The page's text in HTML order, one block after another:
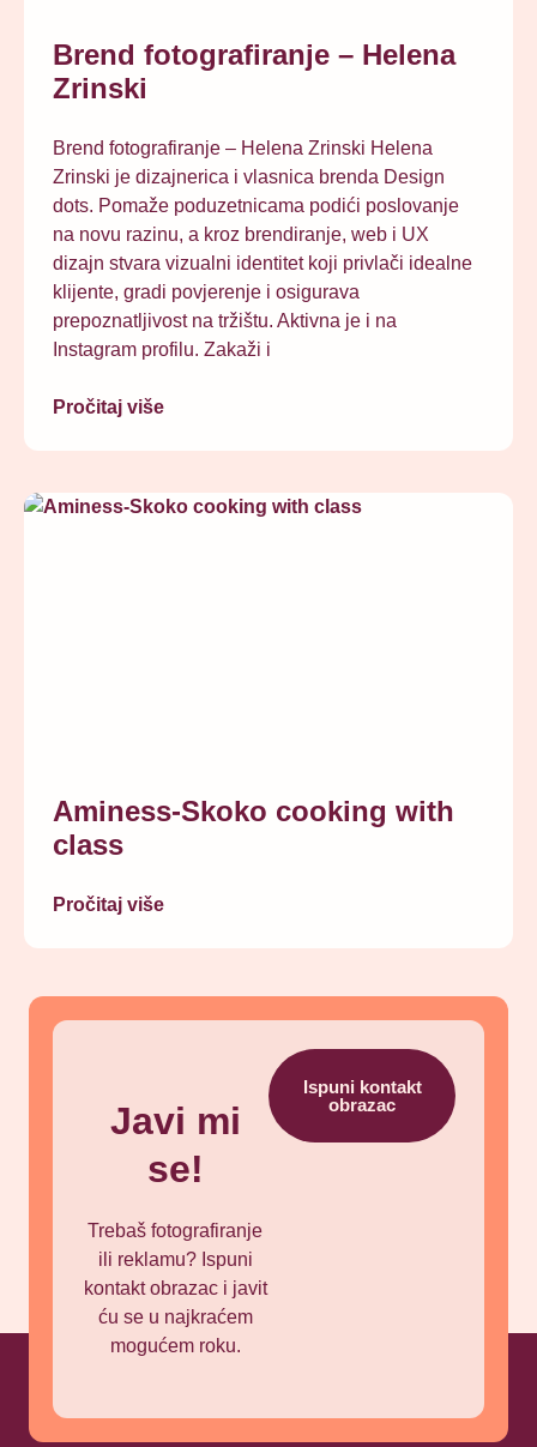
Brend fotografiranje – Helena
Zrinski
Brend fotografiranje – Helena Zrinski Helena
Zrinski je dizajnerica i vlasnica brenda Design
dots. Pomaže poduzetnicama podići poslovanje
na novu razinu, a kroz brendiranje, web i UX
dizajn stvara vizualni identitet koji privlači idealne
klijente, gradi povjerenje i osigurava
prepoznatljivost na tržištu. Aktivna je i na
Instagram profilu. Zakaži i
Pročitaj više
Aminess-Skoko cooking with
class
Pročitaj više
Javi mi
se!
Trebaš fotografiranje
ili reklamu? Ispuni
kontakt obrazac i javit
ću se u najkraćem
mogućem roku.
Ispuni kontakt
obrazac